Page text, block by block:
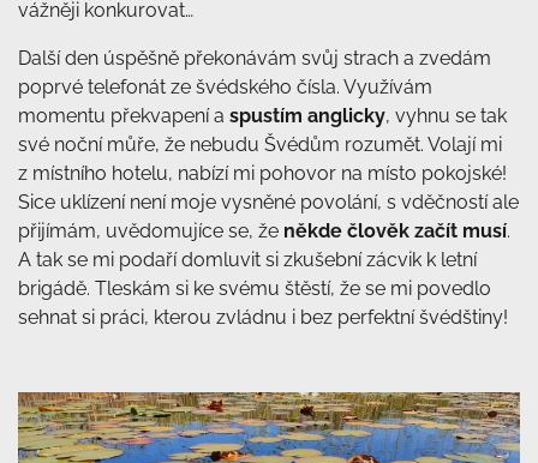
vážněji konkurovat…
Další den úspěšně překonávám svůj strach a zvedám
poprvé telefonát ze švédského čísla. Využívám
momentu překvapení a spustím anglicky, vyhnu se tak
své noční můře, že nebudu Švédům rozumět. Volají mi
z místního hotelu, nabízí mi pohovor na místo pokojské!
Sice uklízení není moje vysněné povolání, s vděčností ale
přijímám, uvědomujíce se, že někde člověk začít musí.
A tak se mi podaří domluvit si zkušební zácvik k letní
brigádě. Tleskám si ke svému štěstí, že se mi povedlo
sehnat si práci, kterou zvládnu i bez perfektní švédštiny!